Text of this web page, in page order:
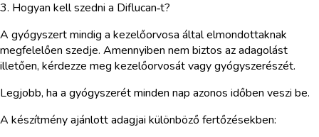
3. Hogyan kell szedni a Diflucan‑t?
A gyógyszert mindig a kezelőorvosa által elmondottaknak
megfelelően szedje. Amennyiben nem biztos az adagolást
illetően, kérdezze meg kezelőorvosát vagy gyógyszerészét.
Legjobb, ha a gyógyszerét minden nap azonos időben veszi be.
A készítmény ajánlott adagjai különböző fertőzésekben: